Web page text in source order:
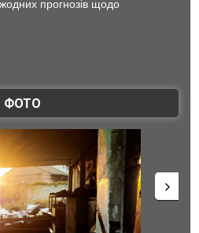
прогнозів щодо
ФОТО